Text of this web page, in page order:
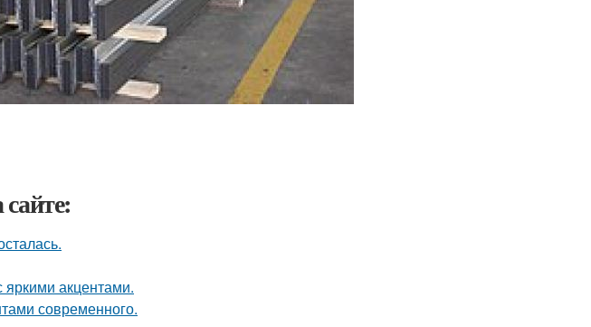
яркими акцентами.
современного.